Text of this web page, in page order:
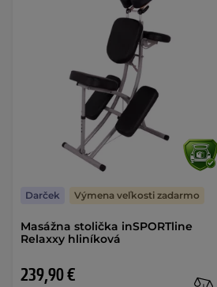
Masážna stolička inSPORTline
Relaxxy hliníková
239,90 €
Darček Výmena veľkosti zadarmo